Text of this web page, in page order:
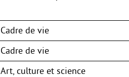
Cadre de vie
Cadre de vie
Art, culture et science